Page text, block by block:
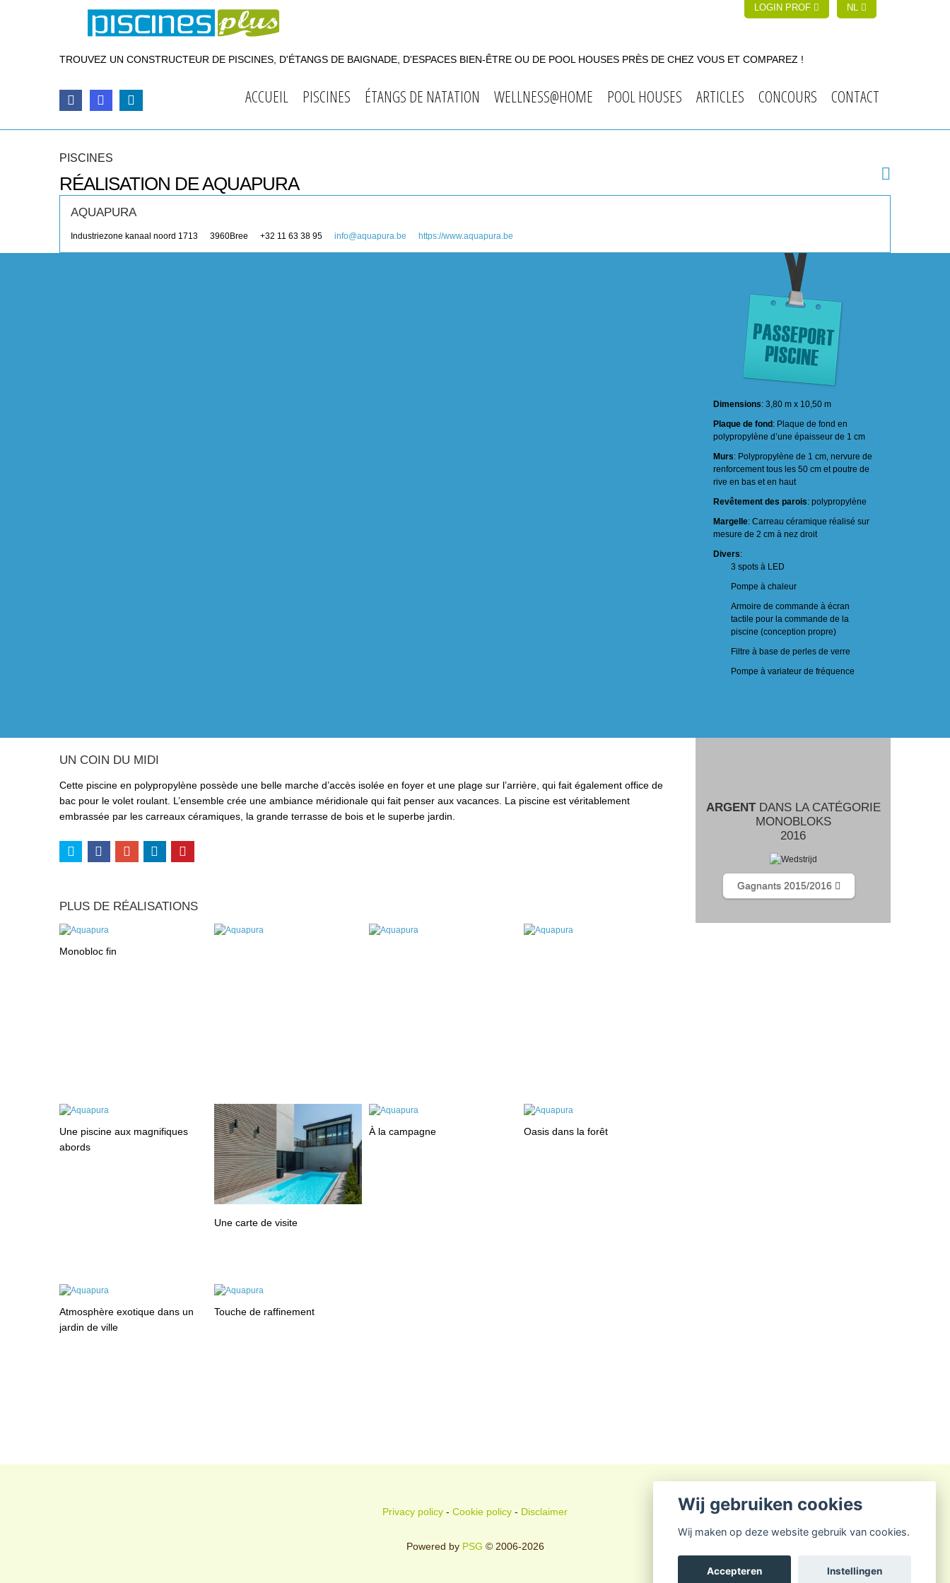
LOGIN PROF NL
TROUVEZ UN CONSTRUCTEUR DE PISCINES, D'ÉTANGS DE BAIGNADE, D'ESPACES BIEN-ÊTRE OU DE POOL HOUSES PRÈS DE CHEZ VOUS ET COMPAREZ !
ACCUEIL PISCINES ÉTANGS DE NATATION WELLNESS@HOME POOL HOUSES ARTICLES CONCOURS CONTACT
PISCINES
RÉALISATION DE AQUAPURA
AQUAPURA
Industriezone kanaal noord 1713 3960Bree +32 11 63 38 95 info@aquapura.be https://www.aquapura.be
Dimensions: 3,80 m x 10,50 m
Plaque de fond : Plaque de fond en
polypropylène d’une épaisseur de 1 cm
Murs: Polypropylène de 1 cm, nervure de
renforcement tous les 50 cm et poutre de
rive en bas et en haut
Revêtement des parois: polypropylène
Margelle: Carreau céramique réalisé sur
mesure de 2 cm à nez droit
Divers:
3 spots à LED
Pompe à chaleur
Armoire de commande à écran
tactile pour la commande de la
piscine (conception propre)
Filtre à base de perles de verre
Pompe à variateur de fréquence
UN COIN DU MIDI
Cette piscine en polypropylène possède une belle marche d’accès isolée en foyer et une plage sur l’arrière, qui fait également office de
bac pour le volet roulant. L’ensemble crée une ambiance méridionale qui fait penser aux vacances. La piscine est véritablement
embrassée par les carreaux céramiques, la grande terrasse de bois et le superbe jardin.
PLUS DE RÉALISATIONS
Monobloc fin
Une piscine aux magnifiques
abords
Une carte de visite
À la campagne Oasis dans la forêt
Atmosphère exotique dans un
jardin de ville
Touche de raffinement
ARGENTDANS LA CATÉGORIE
MONOBLOKS
2016
Gagnants 2015/2016
Privacy policy - Cookie policy - Disclaimer
Powered by PSG © 2006-2026
Wij gebruiken cookies
Wij maken op deze website gebruik van cookies.
Accepteren Instellingen